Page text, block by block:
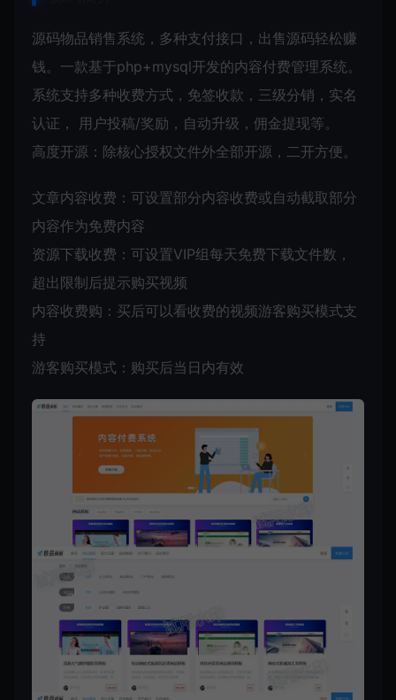
源码物品销售系统，多种支付接口，出售源码轻松赚
钱。一款基于php+mysql开发的内容付费管理系统。
系统支持多种收费方式，免签收款，三级分销，实名
认证， 用户投稿/奖励，自动升级，佣金提现等。
高度开源：除核心授权文件外全部开源，二开方便。
文章内容收费：可设置部分内容收费或自动截取部分
内容作为免费内容
资源下载收费：可设置VIP组每天免费下载文件数，
超出限制后提示购买视频
内容收费购：买后可以看收费的视频游客购买模式支
持
游客购买模式：购买后当日内有效